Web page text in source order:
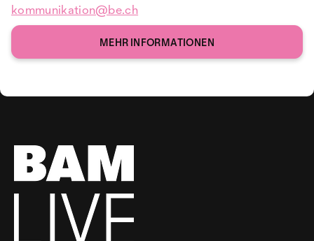
kommunikation@be.ch
MEHR INFORMATIONEN